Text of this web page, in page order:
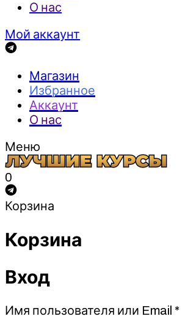
О нас
Мой аккаунт
Магазин
Избранное
Аккаунт
О нас
Меню
0
Корзина
Корзина
Вход
Имя пользователя или Email *